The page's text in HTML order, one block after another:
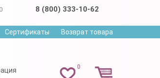
8 (800) 333-10-62
Сертификаты Возврат товара
0